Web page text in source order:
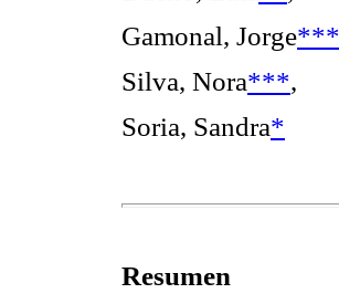
Gamonal, Jorge***
Silva, Nora***,
Soria, Sandra*
Resumen